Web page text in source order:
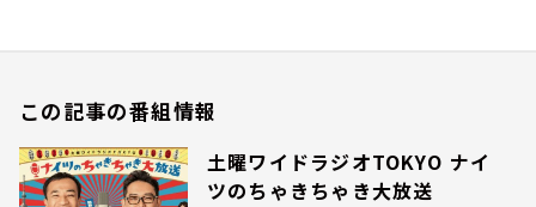
この記事の番組情報
土曜ワイドラジオTOKYO ナイ
ツのちゃきちゃき大放送